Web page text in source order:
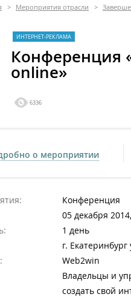
> Мероприятия отрасли >
ИНТЕРНЕТ-РЕКЛАМА
Конференция
online»
6336
о мероприятии
Конференция
05 декабря
1 день
г.
Web2win
Владельцы и
создать свой